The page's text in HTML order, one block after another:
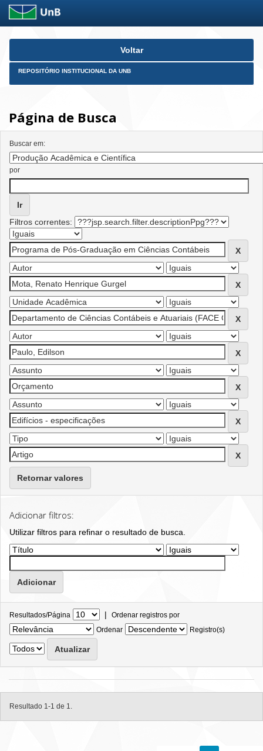
Skip
Voltar
REPOSITÓRIO INSTITUCIONAL DA UNB
Página de Busca
Buscar em:
por
Filtros correntes:
Retornar valores
Adicionar filtros:
Utilizar filtros para refinar o resultado de busca.
Resultados/Página | Ordenar registros por
Ordenar
Registro(s)
Resultado 1-1 de 1.